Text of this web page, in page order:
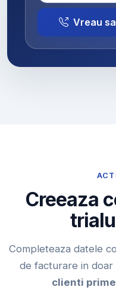
Vreau
Creeaza
Completeaza datele
de facturare in doar
clienti